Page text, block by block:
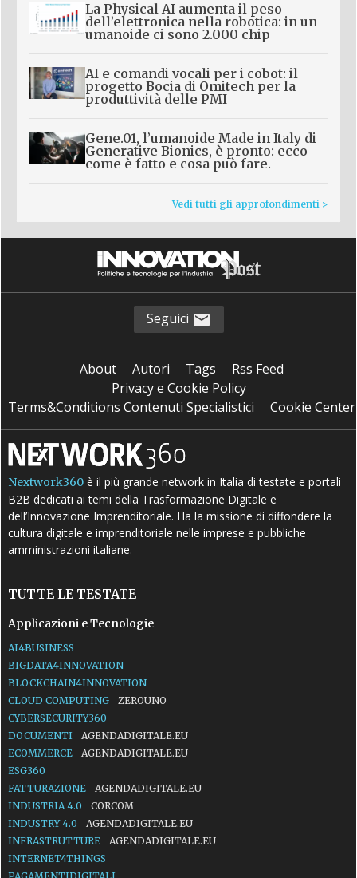
La Physical AI aumenta il peso
dell’elettronica nella robotica: in un
umanoide ci sono 2.000 chip
AI e comandi vocali per i cobot: il
progetto Bocia di Omitech per la
produttività delle PMI
Gene.01, l’umanoide Made in Italy di
Generative Bionics, è pronto: ecco
come è fatto e cosa può fare.
Vedi tutti gli approfondimenti >
Seguici
About Autori Tags
Rss Feed
Privacy e Cookie Policy
Terms&Conditions Contenuti Specialistici
Cookie Center
Nextwork360 è il più grande network in Italia di testate e portali
B2B dedicati ai temi della Trasformazione Digitale e
dell’Innovazione Imprenditoriale. Ha la missione di diffondere la
cultura digitale e imprenditoriale nelle imprese e pubbliche
amministrazioni italiane.
TUTTE LE TESTATE
Applicazioni e Tecnologie
AI4BUSINESS
BIGDATA4INNOVATION
BLOCKCHAIN4INNOVATION
CLOUD COMPUTING
ZEROUNO
CYBERSECURITY360
DOCUMENTI
AGENDADIGITALE.EU
ECOMMERCE
AGENDADIGITALE.EU
ESG360
FATTURAZIONE
AGENDADIGITALE.EU
INDUSTRIA 4.0
CORCOM
INDUSTRY 4.0
AGENDADIGITALE.EU
INFRASTRUTTURE
AGENDADIGITALE.EU
INTERNET4THINGS